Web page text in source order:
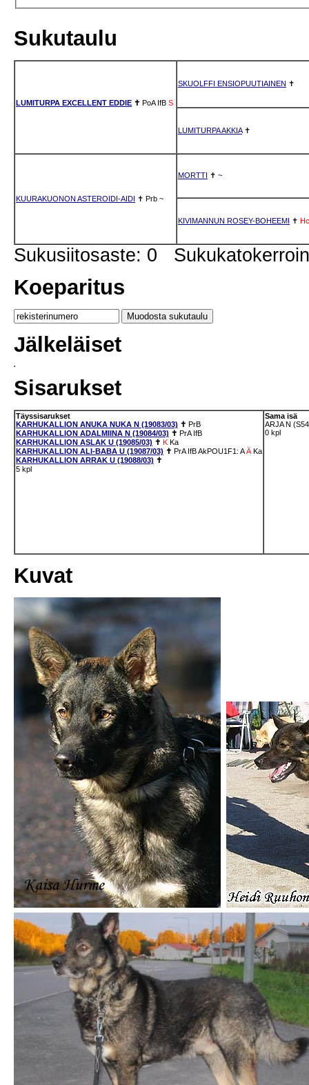
Sukutaulu
LUMITURPA EXCELLENT EDDIE ✝ PoA IfB S
SKUOLFFI ENSIOPUUTIAINEN ✝
LUMITURPA AKKIA✝
KUURAKUONON ASTEROIDI-AIDI ✝ Prb ~
MORTTI ✝ ~
KIVIMANNUN ROSEY-BOHEEMI ✝ Hc
Sukusiitosaste: 0
Koeparitus
Jälkeläiset
Sisarukset
Täyssisarukset
KARHUKALLION ANUKA NUKA N (19083/03) ✝ PrB
KARHUKALLION ADALMIINA N (19084/03) ✝ PrA IfB
KARHUKALLION ASLAK U (19085/03) ✝ K Ka
KARHUKALLION ALI-BABA U (19087/03) ✝ PrA IfBAkPOU1F1: A Ä Ka
KARHUKALLION ARRAK U (19088/03) ✝
5 kpl
Sama isä
ARJA N
0 kpl
Kuvat